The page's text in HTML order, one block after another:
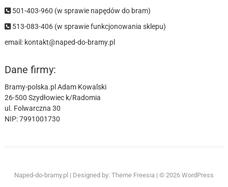
501-403-960 (w sprawie napędów do bram)
513-083-406 (w sprawie funkcjonowania sklepu)
email: kontakt@naped-do-bramy.pl
Dane firmy:
Bramy-polska.pl Adam Kowalski
26-500 Szydłowiec k/Radomia
ul. Folwarczna 30
NIP: 7991001730
ELEKTROMATEN
MFZ
Naped-do-bramy.pl | Designed by: Theme Freesia | © 2026 WordPress